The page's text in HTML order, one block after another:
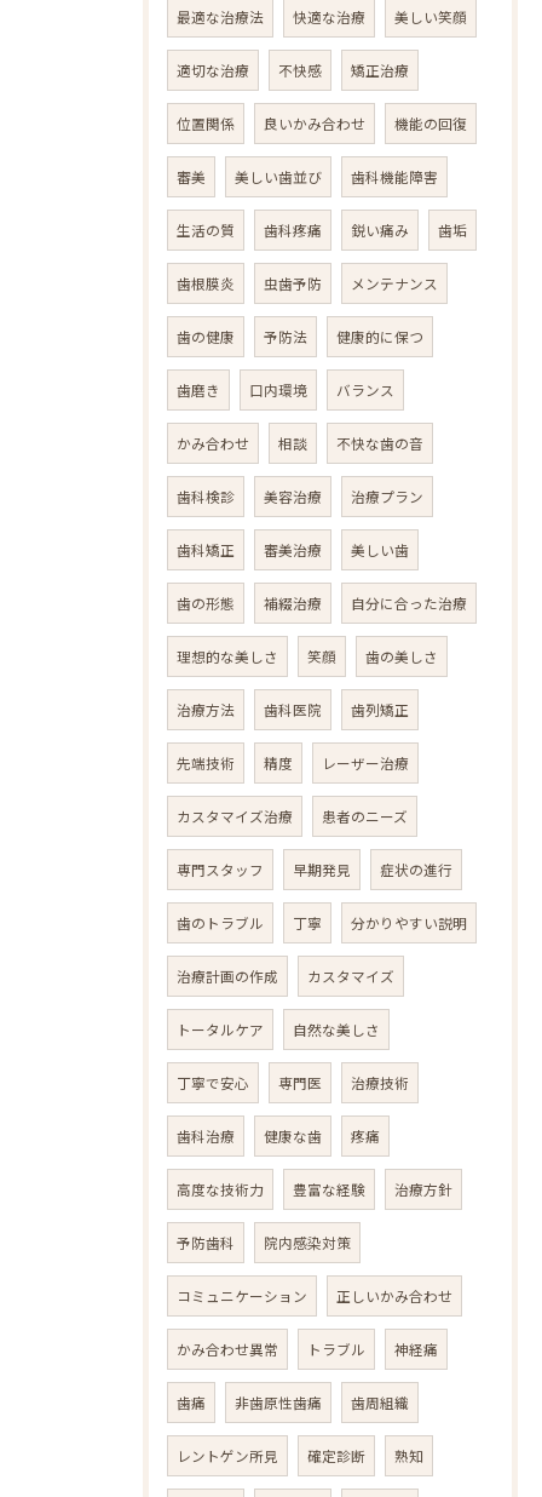
最適な治療法 快適な治療 美しい笑顔
適切な治療 不快感 矯正治療
位置関係 良いかみ合わせ 機能の回復
審美 美しい歯並び 歯科機能障害
生活の質 歯科疼痛 鋭い痛み 歯垢
歯根膜炎 虫歯予防 メンテナンス
歯の健康 予防法 健康的に保つ
歯磨き 口内環境 バランス
かみ合わせ 相談 不快な歯の音
歯科検診 美容治療 治療プラン
歯科矯正 審美治療 美しい歯
歯の形態 補綴治療 自分に合った治療
理想的な美しさ 笑顔 歯の美しさ
治療方法 歯科医院 歯列矯正
先端技術 精度 レーザー治療
カスタマイズ治療 患者のニーズ
専門スタッフ 早期発見 症状の進行
歯のトラブル 丁寧 分かりやすい説明
治療計画の作成 カスタマイズ
トータルケア 自然な美しさ
丁寧で安心 専門医 治療技術
歯科治療 健康な歯 疼痛
高度な技術力 豊富な経験 治療方針
予防歯科 院内感染対策
コミュニケーション 正しいかみ合わせ
かみ合わせ異常 トラブル 神経痛
歯痛 非歯原性歯痛 歯周組織
レントゲン所見 確定診断 熟知